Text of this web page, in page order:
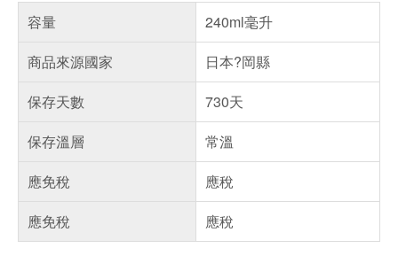
容量
240ml毫升
商品來源國家
日本?岡縣
保存天數
730天
保存溫層
常溫
應免稅
應稅
應免稅
應稅